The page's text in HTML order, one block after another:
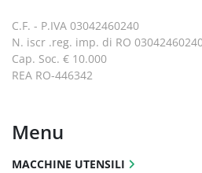
C.F. - P.IVA 03042460240
N. iscr .reg. imp. di RO
Cap. Soc. € 10.000
REA RO-446342
Menu
MACCHINE UTENSILI